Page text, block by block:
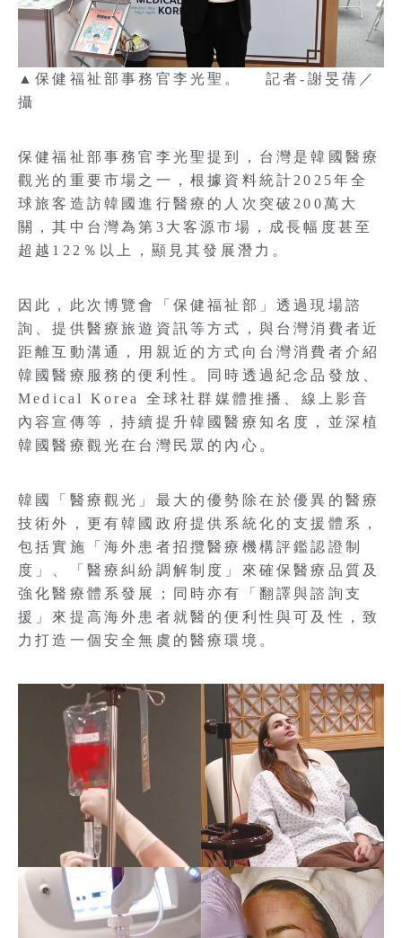
▲保健福祉部事務官李光聖。 記者-謝旻蒨／
攝
保健福祉部事務官李光聖提到，台灣是韓國醫療
觀光的重要市場之一，根據資料統計2025年全
球旅客造訪韓國進行醫療的人次突破200萬大
關，其中台灣為第3大客源市場，成長幅度甚至
超越122％以上，顯見其發展潛力。
因此，此次博覽會「保健福祉部」透過現場諮
詢、提供醫療旅遊資訊等方式，與台灣消費者近
距離互動溝通，用親近的方式向台灣消費者介紹
韓國醫療服務的便利性。同時透過紀念品發放、
Medical Korea 全球社群媒體推播、線上影音
內容宣傳等，持續提升韓國醫療知名度，並深植
韓國醫療觀光在台灣民眾的內心。
韓國「醫療觀光」最大的優勢除在於優異的醫療
技術外，更有韓國政府提供系統化的支援體系，
包括實施「海外患者招攬醫療機構評鑑認證制
度」、「醫療糾紛調解制度」來確保醫療品質及
強化醫療體系發展；同時亦有「翻譯與諮詢支
援」來提高海外患者就醫的便利性與可及性，致
力打造一個安全無虞的醫療環境。